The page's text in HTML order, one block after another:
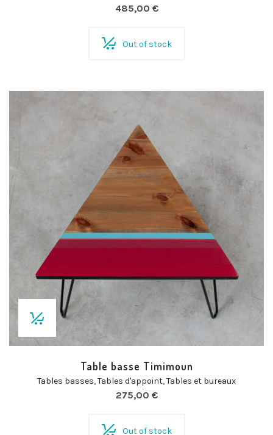
485,00 €
Out of stock
Table basse Timimoun
Tables basses,Tables d'appoint,Tables et bureaux
275,00 €
Out of stock